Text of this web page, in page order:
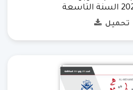
تحميل